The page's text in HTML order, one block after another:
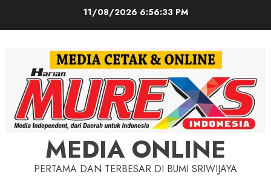
11/08/2026 6:56:35 PM
MEDIA ONLINE
PERTAMA DAN TERBESAR DI BUMI SRIWIJAYA